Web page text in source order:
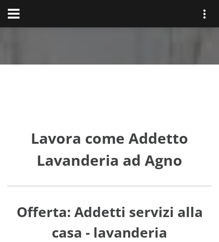
Lavora come Addetto
Lavanderia ad Agno
Offerta: Addetti servizi alla
casa - lavanderia